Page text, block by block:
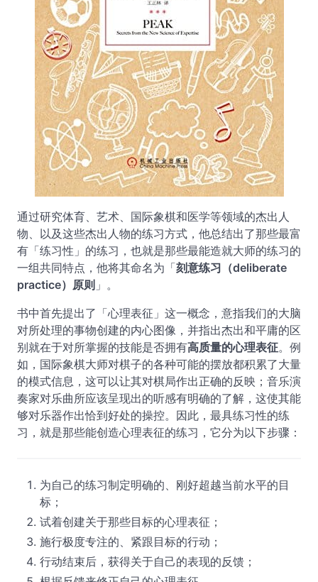
通过研究体育、艺术、国际象棋和医学等领域的杰出人
物、以及这些杰出人物的练习方式，他总结出了那些最富
有「练习性」的练习，也就是那些最能造就大师的练习的
一组共同特点，他将其命名为「刻意练习（deliberate
practice）原则 」。
书中首先提出了「心理表征」这一概念，意指我们的大脑
对所处理的事物创建的内心图像，并指出杰出和平庸的区
别就在于对所掌握的技能是否拥有高质量的心理表征。例
如，国际象棋大师对棋子的各种可能的摆放都积累了大量
的模式信息，这可以让其对棋局作出正确的反映；音乐演
奏家对乐曲所应该呈现出的听感有明确的了解，这使其能
够对乐器作出恰到好处的操控。因此，最具练习性的练
习，就是那些能创造心理表征的练习，它分为以下步骤：
为自己的练习制定明确的、刚好超越当前水平的目
标；
试着创建关于那些目标的心理表征；
施行极度专注的、紧跟目标的行动；
行动结束后，获得关于自己的表现的反馈；